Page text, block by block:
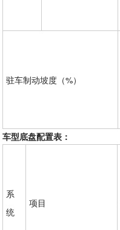
驻车制动坡度（%）
车型底盘配置表：
系
统
项目